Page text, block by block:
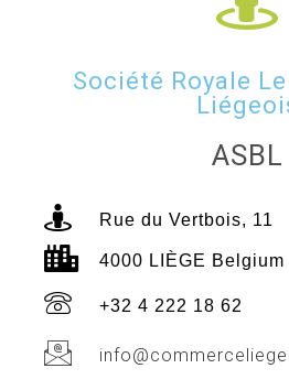
Société Royale
ASBL
Rue du Vertbois, 11
4000 LIÈGE Belgium
+32 4 222 18 62